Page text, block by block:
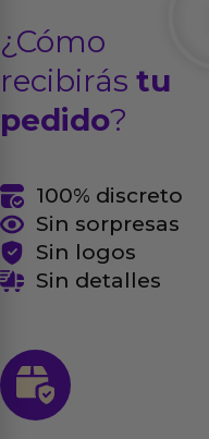
¿Cómo
recibirás tu
pedido?
100% discreto
Sin sorpresas
Sin logos
Sin detalles